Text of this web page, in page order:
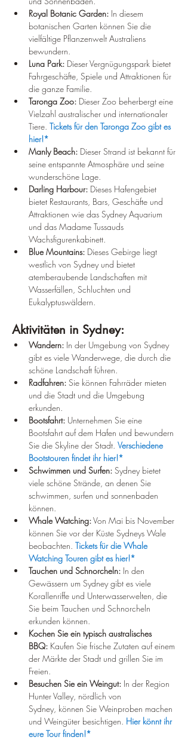
Royal Botanic Garden: In diesem
botanischen Garten können Sie die
vielfältige Pflanzenwelt Australiens
bewundern.
Luna Park: Dieser Vergnügungspark bietet
Fahrgeschäfte, Spiele und Attraktionen für
die ganze Familie.
Taronga Zoo: Dieser Zoo beherbergt eine
Vielzahl australischer und internationaler
Tiere. Tickets für den Taronga Zoo gibt es
hier!*
Manly Beach: Dieser Strand ist bekannt für
seine entspannte Atmosphäre und seine
wunderschöne Lage.
Darling Harbour: Dieses Hafengebiet
bietet Restaurants, Bars, Geschäfte und
Attraktionen wie das Sydney Aquarium
und das Madame Tussauds
Wachsfigurenkabinett.
Blue Mountains: Dieses Gebirge liegt
westlich von Sydney und bietet
atemberaubende Landschaften mit
Wasserfällen, Schluchten und
Eukalyptuswäldern.
Aktivitäten in Sydney:
Wandern: In der Umgebung von Sydney
gibt es viele Wanderwege, die durch die
schöne Landschaft führen.
Radfahren: Sie können Fahrräder mieten
und die Stadt und die Umgebung
erkunden.
Bootsfahrt: Unternehmen Sie eine
Bootsfahrt auf dem Hafen und bewundern
Sie die Skyline der Stadt. Verschiedene
Bootstouren findet ihr hier!*
Schwimmen und Surfen: Sydney bietet
viele schöne Strände, an denen Sie
schwimmen, surfen und sonnenbaden
können.
Whale Watching: Von Mai bis November
können Sie vor der Küste Sydneys Wale
beobachten. Tickets für die Whale
Watching Touren gibt es hier!*
Tauchen und Schnorcheln: In den
Gewässern um Sydney gibt es viele
Korallenriffe und Unterwasserwelten, die
Sie beim Tauchen und Schnorcheln
erkunden können.
Kochen Sie ein typisch australisches
BBQ: Kaufen Sie frische Zutaten auf einem
der Märkte der Stadt und grillen Sie im
Freien.
Besuchen Sie ein Weingut: In der Region
Hunter Valley, nördlich von
Sydney, können Sie Weinproben machen
und Weingüter besichtigen. Hier könnt ihr
eure Tour finden!*